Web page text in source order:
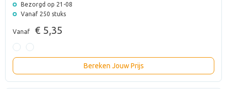
Bezorgd op 21-08
Vanaf 250 stuks
Vanaf € 5,35
Bereken Jouw Prijs